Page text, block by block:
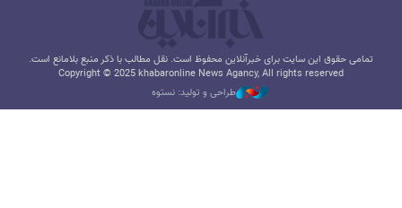
تمامی حقوق این سایت برای خبرآنلاین محفوظ است. نقل مطالب با ذکر منبع بلامانع است.
Copyright © 2025 khabaronline News Agancy, All rights reserved
طراحی و تولید: نستوه